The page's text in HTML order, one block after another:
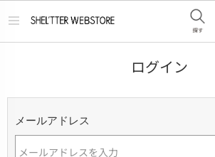
メ
ログイン
メールアドレス